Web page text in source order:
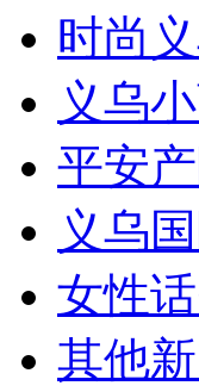
时尚
义乌
平安
义乌
女性
其他